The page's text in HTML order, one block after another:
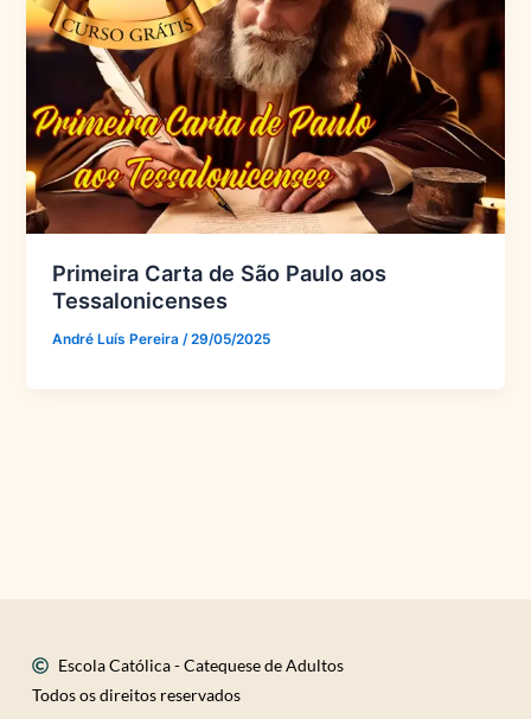
Primeira Carta de São Paulo aos
Tessalonicenses
André Luís Pereira /29/05/2025
Escola Católica - Catequese de Adultos
Todos os direitos reservados